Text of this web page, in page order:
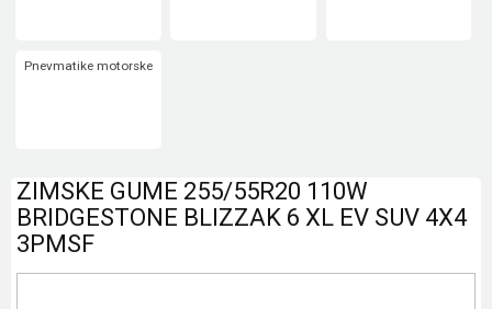
Pnevmatike motorske
ZIMSKE GUME 255/55R20 110W
BRIDGESTONE BLIZZAK 6 XL EV SUV 4X4
3PMSF